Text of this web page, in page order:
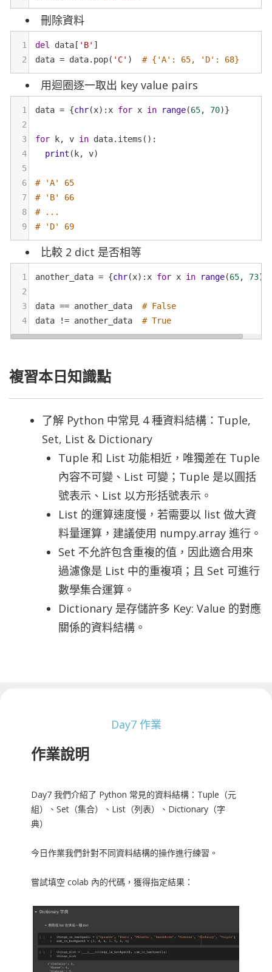
刪除資料
1 del data [ 'B' ]
2
data = data. pop( 'C' ) # {'A': 65, 'D': 68}
用迴圈逐一取出 key value pairs
1 data = {chr(x): x for x in range(65, 70)}
2
3
for k, v in data. items ():
4
print ( k, v)
5
6
# 'A' 65
7
# 'B' 66
8
# ...
9
# 'D' 69
比較 2 dict 是否相等
1 another_data = {chr(x): x for x in range(65, 73)}
2
3
data == another_data
# False
4
data != another_data # True
複習本日知識點
了解 Python 中常見 4 種資料結構：Tuple,
Set, List & Dictionary
Tuple 和 List 功能相近，唯獨差在 Tuple
內容不可變、List 可變；Tuple 是以圓括
號表示、List 以方形括號表示。
List 的運算速度慢，若需要以 list 做大資
料量運算，建議使用 numpy.array 進行。
Set 不允許包含重複的值，因此適合用來
過濾像是 List 中的重複項；且 Set 可進行
數學集合運算。
Dictionary 是存儲許多 Key: Value 的對應
關係的資料結構。
Day7 作業
作業說明
Day7 我們介紹了 Python 常見的資料結構：Tuple（元
組）、Set（集合）、List（列表）、Dictionary（字
典）
今日作業我們針對不同資料結構的操作進行練習。
嘗試填空 colab 內的代碼，獲得指定結果：